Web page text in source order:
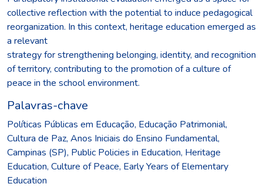
collective reflection with the potential to induce pedagogical
reorganization. In this context, heritage education emerged as
a relevant
strategy for strengthening belonging, identity, and recognition
of territory, contributing to the promotion of a culture of
peace in the school environment.
Palavras-chave
Políticas Públicas em Educação, Educação Patrimonial,
Cultura de Paz, Anos Iniciais do Ensino Fundamental,
Campinas (SP), Public Policies in Education, Heritage
Education, Culture of Peace, Early Years of Elementary
Education